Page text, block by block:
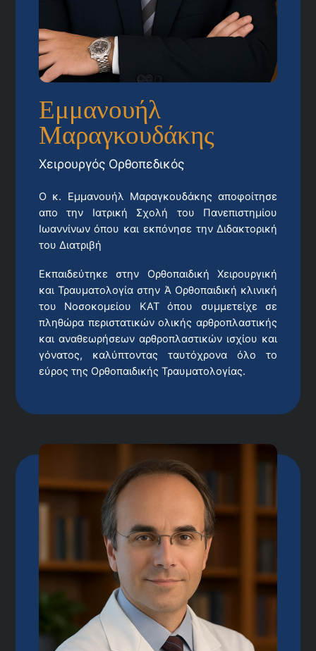
Εμμανουήλ
Μαραγκουδάκης
Χειρουργός Ορθοπεδικός
Ο κ. Εμμανουήλ Μαραγκουδάκης αποφοίτησε
απο την Ιατρική Σχολή του Πανεπιστημίου
Ιωαννίνων όπου και εκπόνησε την Διδακτορική
του Διατριβή
Εκπαιδεύτηκε στην Ορθοπαιδική Χειρουργική
και Τραυματολογία στην Ά Ορθοπαιδική κλινική
του Νοσοκομείου ΚΑΤ όπου συμμετείχε σε
πληθώρα περιστατικών ολικής αρθροπλαστικής
και αναθεωρήσεων αρθροπλαστικών ισχίου και
γόνατος, καλύπτοντας ταυτόχρονα όλο το
εύρος της Ορθοπαιδικής Τραυματολογίας.